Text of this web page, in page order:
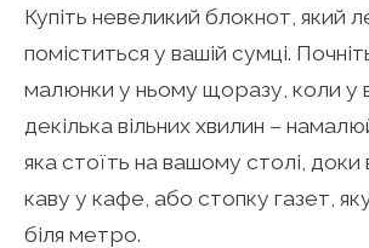
Купіть невеликий блокнот, який
поміститься у вашій сумці.
малюнки у ньому щоразу, коли у
декілька вільних хвилин –
яка стоїть на вашому столі, доки
каву у кафе, або стопку газет,
біля метро.